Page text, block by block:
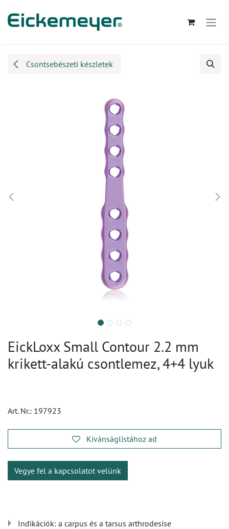
Csontsebészeti készletek
EickLoxx Small Contour 2.2 mm
krikett-alakú csontlemez, 4+4 lyuk
Art. Nr.: 197923
Kívánságlistához ad
Vegye fel a kapcsolatot velünk
Indikációk: a carpus és a tarsus arthrodesise